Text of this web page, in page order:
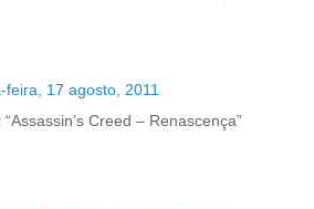
feira, 17 agosto, 2011
Creed – Renascença”